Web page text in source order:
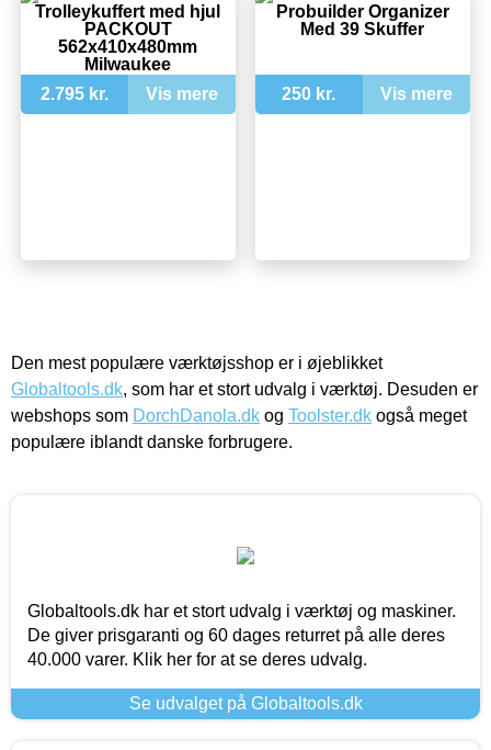
Trolleykuffert med hjul
PACKOUT
562x410x480mm
Milwaukee
2.795 kr.
Vis mere
Probuilder Organizer
Med 39 Skuffer
250 kr. Vis mere
Den mest populære værktøjsshop er i øjeblikket
Globaltools.dk, som har et stort udvalg i værktøj. Desuden er
webshops som DorchDanola.dk og Toolster.dk også meget
populære iblandt danske forbrugere.
Globaltools.dk har et stort udvalg i værktøj og maskiner.
De giver prisgaranti og 60 dages returret på alle deres
40.000 varer. Klik her for at se deres udvalg.
Se udvalget på Globaltools.dk